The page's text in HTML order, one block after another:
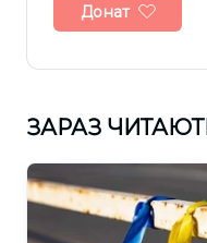
Донат
ЗАРАЗ